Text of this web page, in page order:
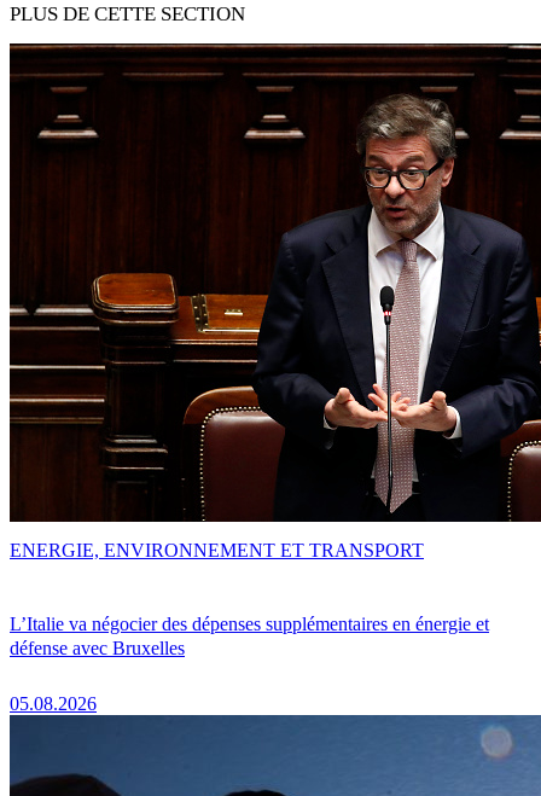
PLUS DE CETTE SECTION
L’Italie va négocier des dépenses supplémentaires en énergie et
défense avec Bruxelles
05.08.2026
ENERGIE, ENVIRONNEMENT ET TRANSPORT